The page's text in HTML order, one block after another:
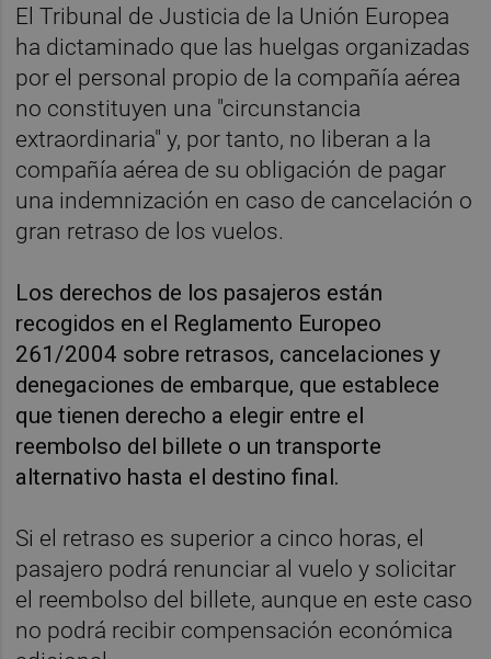
El Tribunal de Justicia de la Unión Europea
ha dictaminado que las huelgas organizadas
por el personal propio de la compañía aérea
no constituyen una "circunstancia
extraordinaria" y, por tanto, no liberan a la
compañía aérea de su obligación de pagar
una indemnización en caso de cancelación o
gran retraso de los vuelos.
Los derechos de los pasajeros están
recogidos en el Reglamento Europeo
261/2004 sobre retrasos, cancelaciones y
denegaciones de embarque, que establece
que tienen derecho a elegir entre el
reembolso del billete o un transporte
alternativo hasta el destino final.
Si el retraso es superior a cinco horas, el
pasajero podrá renunciar al vuelo y solicitar
el reembolso del billete, aunque en este caso
no podrá recibir compensación económica